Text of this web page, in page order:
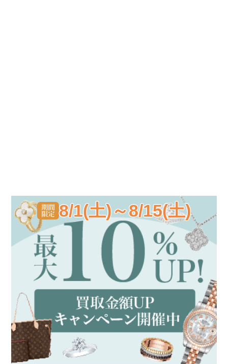
8/1(土)～8/15(土)